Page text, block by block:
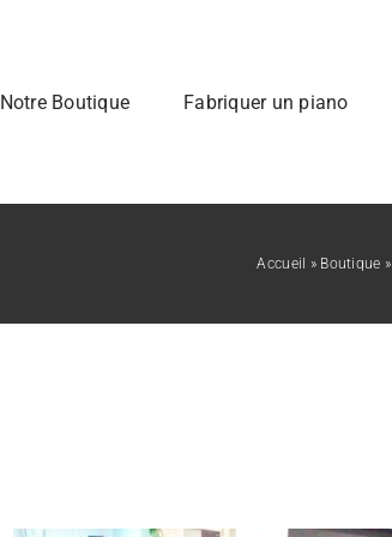
Notre Boutique Fabriquer un piano
Accueil » Boutique »